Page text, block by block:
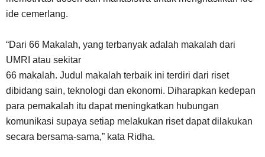
ide cemerlang.
“Dari 66 Makalah, yang terbanyak adalah makalah dari
UMRI atau sekitar
66 makalah. Judul makalah terbaik ini terdiri dari riset
dibidang sain, teknologi dan ekonomi. Diharapkan kedepan
para pemakalah itu dapat meningkatkan hubungan
komunikasi supaya setiap melakukan riset dapat dilakukan
secara bersama-sama,” kata Ridha.